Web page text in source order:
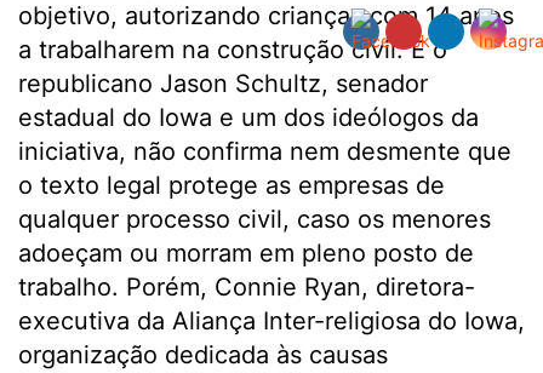
objetivo, autorizando crianças com 14 anos
a trabalharem na construção civil. E o
republicano Jason Schultz, senador
estadual do Iowa e um dos ideólogos da
iniciativa, não confirma nem desmente que
o texto legal protege as empresas de
qualquer processo civil, caso os menores
adoeçam ou morram em pleno posto de
trabalho. Porém, Connie Ryan, diretora-
executiva da Aliança Inter-religiosa do Iowa,
organização dedicada às causas